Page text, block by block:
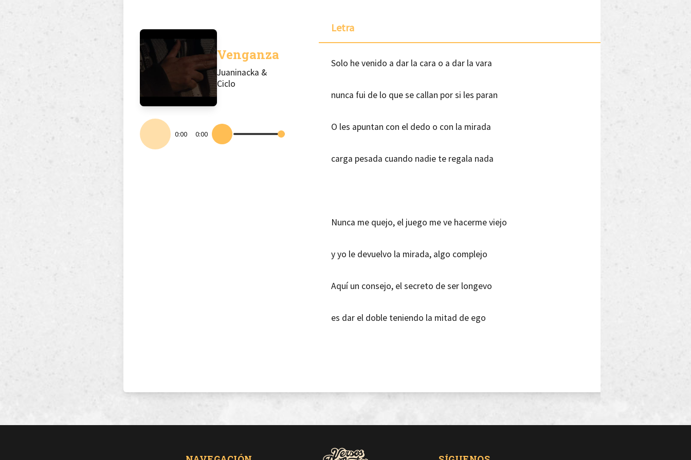
Venganza
Juaninacka &
Ciclo
0:00 0:00
Letra
Solo he venido a dar la cara o a dar la vara
nunca fui de lo que se callan por si les paran
O les apuntan con el dedo o con la mirada
carga pesada cuando nadie te regala nada
Nunca me quejo, el juego me ve hacerme viejo
y yo le devuelvo la mirada, algo complejo
Aquí un consejo, el secreto de ser longevo
es dar el doble teniendo la mitad de ego
Se de respeto, el mismo loco mas añejo